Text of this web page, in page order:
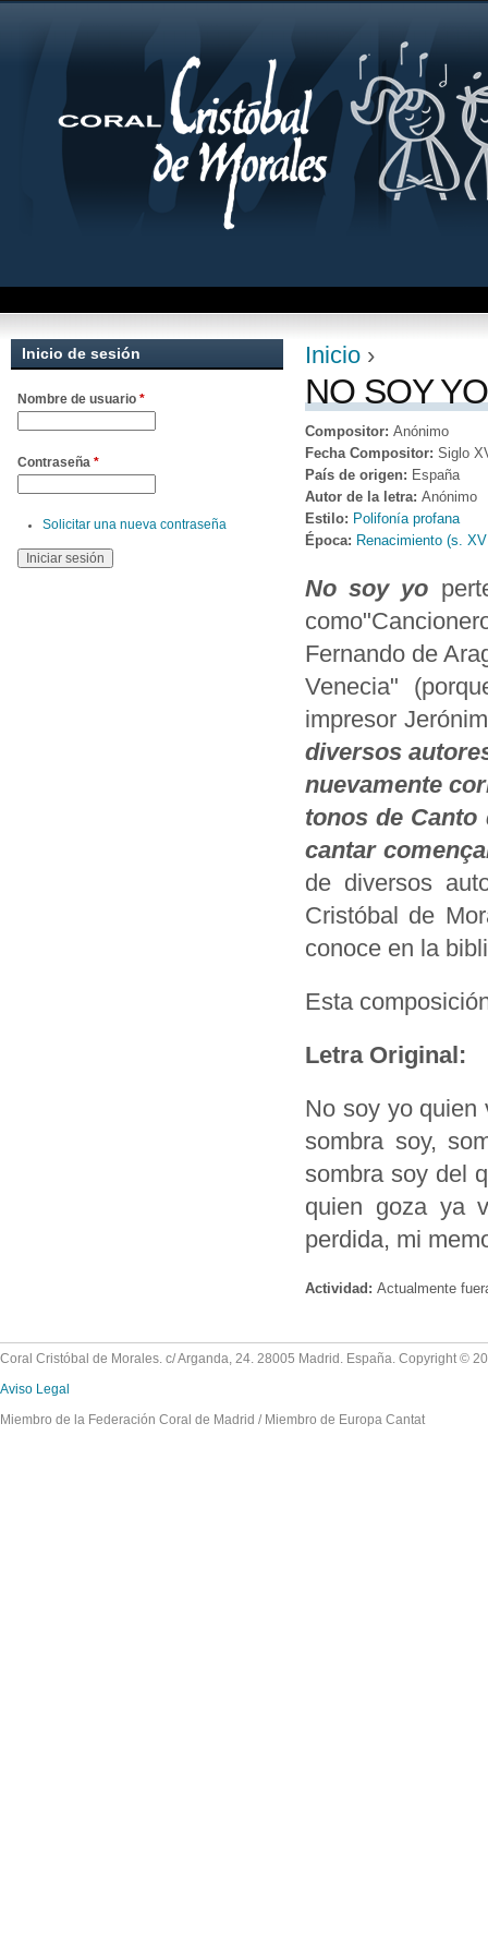
Se encuentra
Inicio ›
NO SOY YO
Compositor: Anónimo
Fecha Compositor: Siglo
País de origen: España
Autor de la letra: Anónimo
Estilo: Polifonía profana
Época: Renacimiento (s.
No soy yo
Fernando de
Venecia"
impresor
diversos
nuevamente
tonos de Canto
cantar
de diversos
Cristóbal de
conoce en la
Esta
Letra Original:
No soy yo quien
sombra soy,
sombra soy del
quien goza ya
perdida, mi
Actividad: Actualmente
Inicio de sesión
Nombre de usuario *
Contraseña *
Solicitar una nueva contraseña
Coral Cristóbal de Morales. c/ Arganda, 24. 28005 Madrid. España. Copyright ©
Aviso Legal
Miembro de la Federación Coral de Madrid / Miembro de Europa Cantat